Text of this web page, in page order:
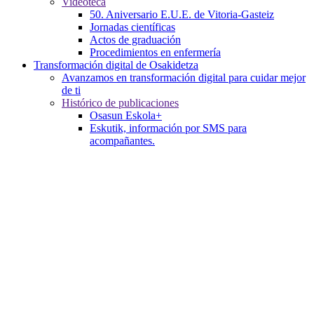
50. Aniversario E.U.E. de Vitoria-Gasteiz
Jornadas científicas
Actos de graduación
Procedimientos en enfermería
Transformación digital de Osakidetza
Avanzamos en transformación digital para cuidar mejor
de ti
Histórico de publicaciones
Osasun Eskola+
Eskutik, información por SMS para
acompañantes.